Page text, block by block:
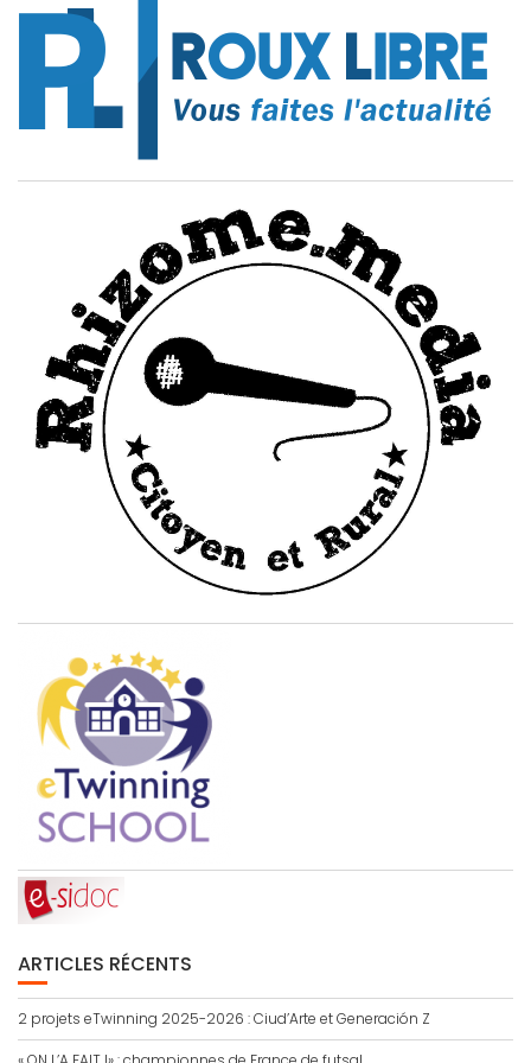
ARTICLES RÉCENTS
2 projets eTwinning 2025-2026 : Ciud’Arte et Generación Z